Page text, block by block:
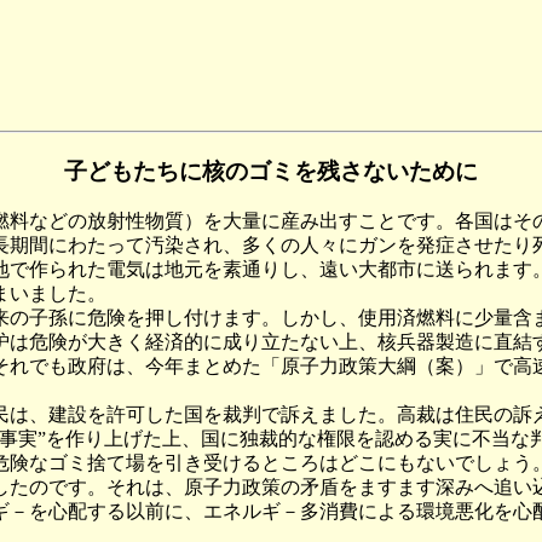
子どもたちに核のゴミを残さないために
どの放射性物質）を大量に産み出すことです。各国は
間にわたって汚染され、多くの人々にガンを発症させた
られた電気は地元を素通りし、遠い大都市に送られま
ました。
孫に危険を押し付けます。しかし、使用済燃料に少量
危険が大きく経済的に成り立たない上、核兵器製造に直
でも政府は、今年まとめた「原子力政策大綱（案）」で
建設を許可した国を裁判で訴えました。高裁は住民の
実”を作り上げた上、国に独裁的な権限を認める実に不当
なゴミ捨て場を引き受けるところはどこにもないでしょ
のです。それは、原子力政策の矛盾をますます深みへ追い
を心配する以前に、エネルギ－多消費による環境悪化を心